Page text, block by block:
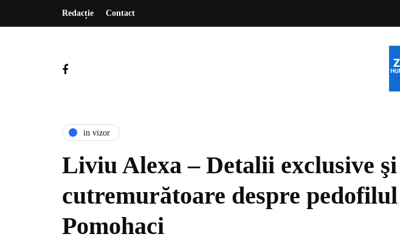
Redacție Contact
in vizor
Liviu Alexa – Detalii exclusive şi
cutremurătoare despre pedofilul
Pomohaci